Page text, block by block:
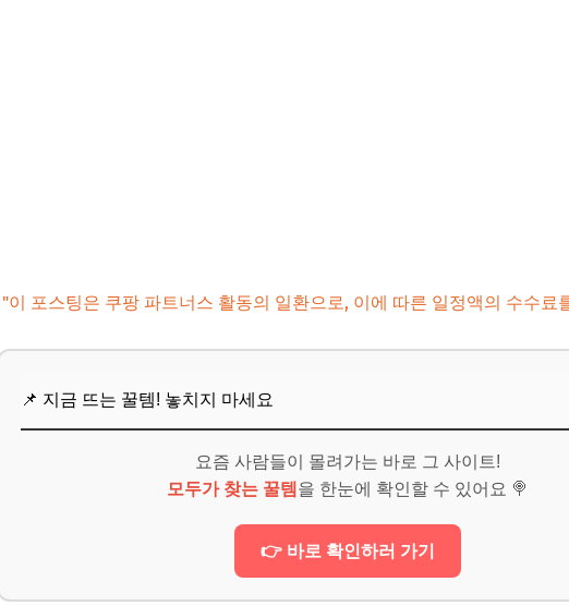
"이 포스팅은 쿠팡 파트너스 활동의 일환으로, 이에 따른 일정액의 수수료
📌 지금 뜨는 꿀템! 놓치지 마세요
요즘 사람들이 몰려가는 바로 그 사이트!
모두가 찾는 꿀템 을 한눈에 확인할 수 있어요 🍭
👉 바로 확인하러 가기